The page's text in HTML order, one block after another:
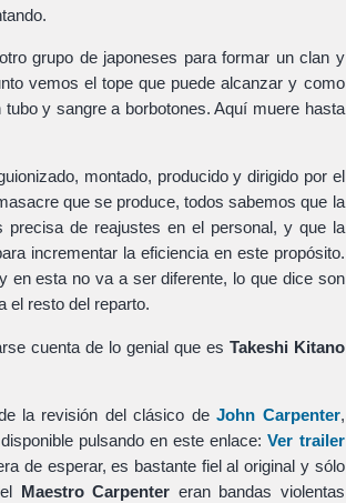
grupo de japoneses para formar un clan y
vemos el tope que puede alcanzar y como
y sangre a borbotones. Aquí muere hasta
montado, producido y dirigido por el
que se produce, todos sabemos que la
de reajustes en el personal, y que la
incrementar la eficiencia en este propósito.
en esta no va a ser diferente, lo que dice son
el resto del reparto.
cuenta de lo genial que es Takeshi Kitano
la revisión del clásico deJohn Carpenter,
pulsando en este enlace:Ver trailer
de esperar, es bastante fiel al original y sólo
Maestro Carpenter eran bandas violentas